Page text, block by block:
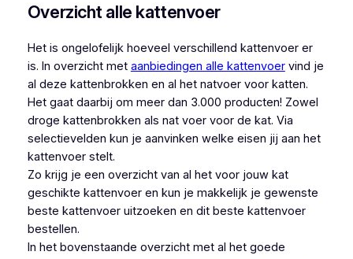
Overzicht alle kattenvoer
Het is ongelofelijk hoeveel verschillend kattenvoer er
is. In overzicht met aanbiedingen alle kattenvoervind je
al deze kattenbrokken en al het natvoer voor katten.
Het gaat daarbij om meer dan 3.000 producten! Zowel
droge kattenbrokken als nat voer voor de kat. Via
selectievelden kun je aanvinken welke eisen jij aan het
kattenvoer stelt.
Zo krijg je een overzicht van al het voor jouw kat
geschikte kattenvoer en kun je makkelijk je gewenste
beste kattenvoer uitzoeken en dit beste kattenvoer
bestellen.
In het bovenstaande overzicht met al het goede